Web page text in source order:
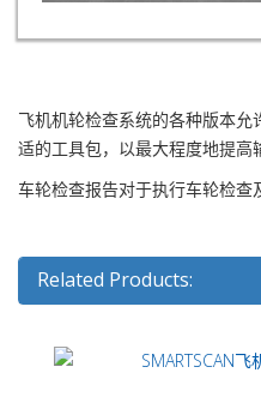
飞机机轮检查系统的各种版本
适的工具包，以最大程度地提高
车轮检查报告对于执行车轮检查
Related Products: